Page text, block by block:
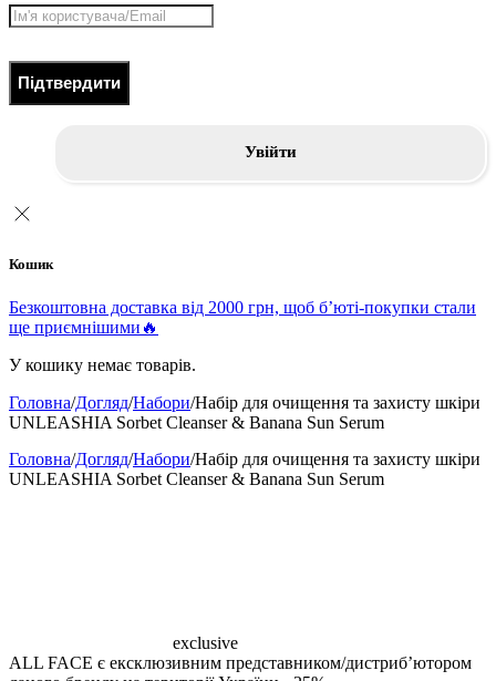
Підтвердити
Увійти
Кошик
Безкоштовна доставка від 2000 грн, щоб б’юті-покупки стали
ще приємнішими🔥
У кошику немає товарів.
Головна/Догляд/Набори/Набір для очищення та захисту шкіри
UNLEASHIA Sorbet Cleanser & Banana Sun Serum
Головна/Догляд/Набори/Набір для очищення та захисту шкіри
UNLEASHIA Sorbet Cleanser & Banana Sun Serum
exclusive
ALL FACE є ексклюзивним представником/дистрибʼютором